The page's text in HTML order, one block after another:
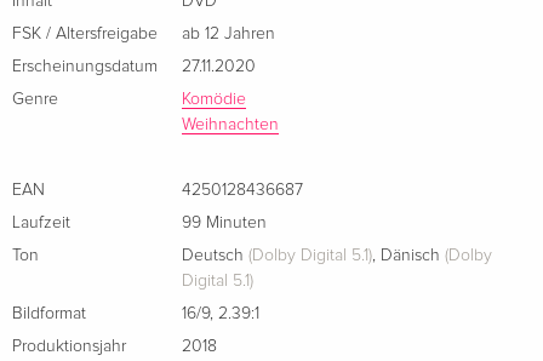
FSK / Altersfreigabe
ab 12 Jahren
Erscheinungsdatum
27.11.2020
Genre
Komödie
Weihnachten
EAN
4250128436687
Laufzeit
99 Minuten
Ton
Deutsch (Dolby Digital 5.1), Dänisch (Dolby
Digital 5.1)
Bildformat
16/9, 2.39:1
Produktionsjahr
2018